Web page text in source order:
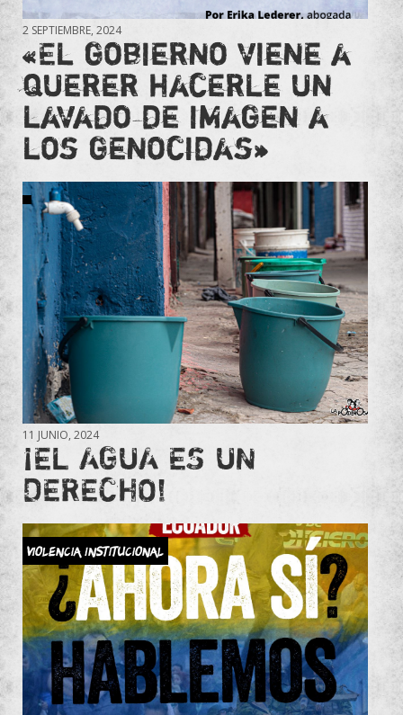
2 SEPTIEMBRE, 2024
«El gobierno viene a
querer hacerle un
lavado de imagen a
los genocidas»
11 JUNIO, 2024
¡EL AGUA ES UN
DERECHO!
Violencia Institucional